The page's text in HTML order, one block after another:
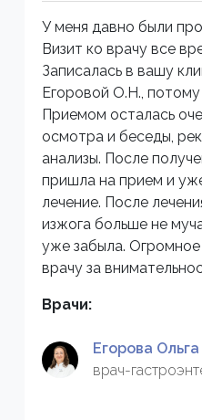
У меня давно были
Визит ко врачу все
Записалась в вашу
Егоровой О.Н.,
Приемом осталась
осмотра и беседы,
анализы. После
пришла на прием и
лечение. После
изжога больше не
уже забыла.
врачу за
Врачи:
Егорова
врач-